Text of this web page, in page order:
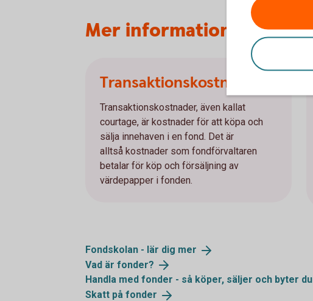
Mer information
Transaktionskostnader
Transaktionskostnader, även kallat
courtage, är kostnader för att köpa och
sälja innehaven i en fond. Det är
alltså kostnader som fondförvaltaren
betalar för köp och försäljning av
värdepapper i fonden.
Fondskolan - lär dig mer
Vad är fonder?
Handla med fonder - så köper, säljer och byter du
Skatt på fonder